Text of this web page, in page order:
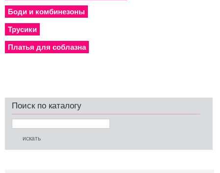
Боди и комбинезоны
Трусики
Платья для соблазна
Поиск по каталогу